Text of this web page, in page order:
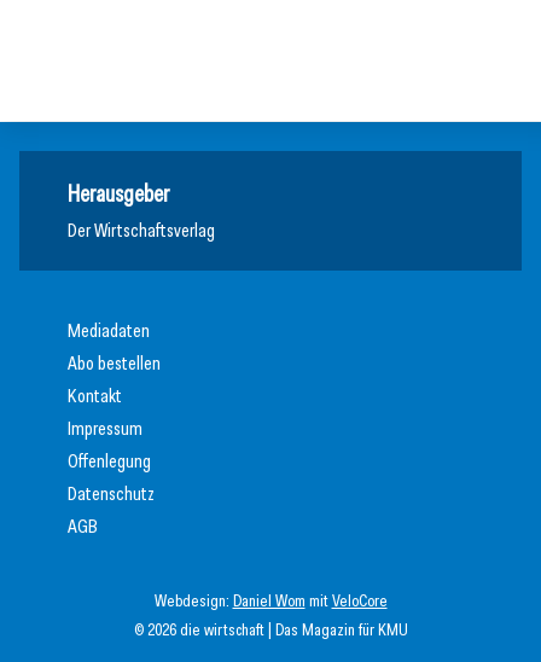
Herausgeber
Der Wirtschaftsverlag
© 2026 die wirtschaft | Das Magazin für KMU
Webdesign: Daniel Wom mitVeloCore
Mediadaten
Abo bestellen
Kontakt
Impressum
Offenlegung
Datenschutz
AGB